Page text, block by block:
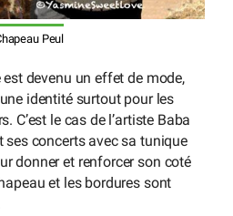
Peul
devenu un effet de mode,
identité surtout pour les
C’est le cas de l’artiste Baba
concerts avec sa tunique
donner et renforcer son coté
et les bordures sont